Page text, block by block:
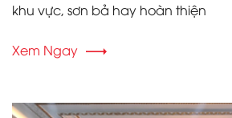
khu vực, sơn bả hay hoàn thiện
Xem Ngay